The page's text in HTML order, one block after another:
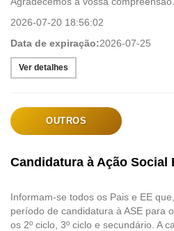
2026-07-20 18:56:02
Data de expiração:2026-07-25
Ver detalhes
OUTROS
Candidatura à Ação Social
Informam-se todos os Pais e EE
período de candidatura à ASE para
os 2º ciclo, 3º ciclo e secundário. A